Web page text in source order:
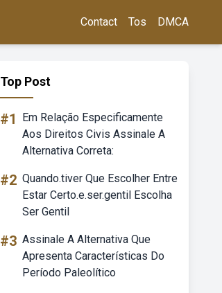
Contact Tos DMCA
Top Post
#1
Em Relação Especificamente
Aos Direitos Civis Assinale A
Alternativa Correta:
#2 Quando.tiver Que Escolher Entre
Estar Certo.e.ser.gentil Escolha
Ser Gentil
#3 Assinale A Alternativa Que
Apresenta Características Do
Período Paleolítico